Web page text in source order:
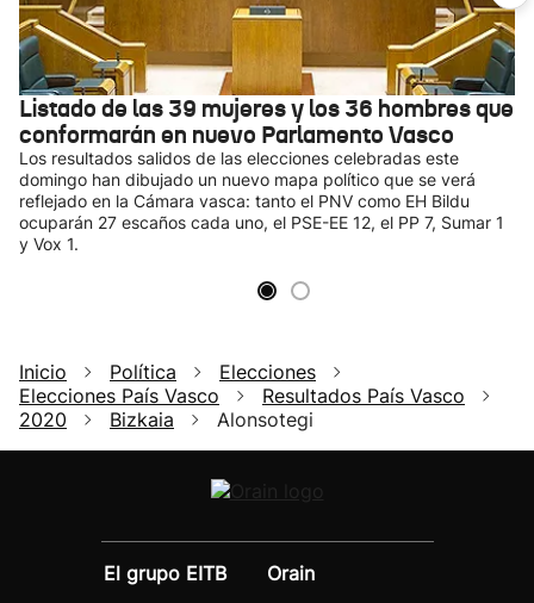
Listado de las 39 mujeres y los 36 hombres que
conformarán en nuevo Parlamento Vasco
Los resultados salidos de las elecciones celebradas este
domingo han dibujado un nuevo mapa político que se verá
reflejado en la Cámara vasca: tanto el PNV como EH Bildu
ocuparán 27 escaños cada uno, el PSE-EE 12, el PP 7, Sumar 1
y Vox 1.
Inicio Política
Elecciones
Elecciones País Vasco
Resultados País Vasco
2020
Bizkaia Alonsotegi
El grupo EITB
Orain